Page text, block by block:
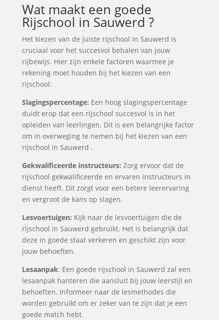
Wat maakt een goede
Rijschool in Sauwerd ?
Het kiezen van de juiste rijschool in Sauwerd is
cruciaal voor het succesvol behalen van jouw
rijbewijs. Hier zijn enkele factoren waarmee je
rekening moet houden bij het kiezen van een
rijschool:
Slagingspercentage: Een hoog slagingspercentage
duidt erop dat een rijschool succesvol is in het
opleiden van leerlingen. Dit is een belangrijke factor
om in overweging te nemen bij het kiezen van een
rijschool in Sauwerd .
Gekwalificeerde instructeurs: Zorg ervoor dat de
rijschool gekwalificeerde en ervaren instructeurs in
dienst heeft. Dit zorgt voor een betere leerervaring
en vergroot de kans op slagen.
Lesvoertuigen: Kijk naar de lesvoertuigen die de
rijschool in Sauwerd gebruikt. Het is belangrijk dat
deze in goede staat verkeren en geschikt zijn voor
jouw behoeften.
Lesaanpak: Een goede rijschool in Sauwerd zal een
lesaanpak hanteren die aansluit bij jouw leerstijl en
behoeften. Informeer naar de lesmethodes die
worden gebruikt om er zeker van te zijn dat je een
goede match hebt.